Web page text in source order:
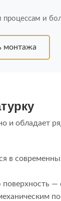
и
монтажа
и обладает
в
поверхность